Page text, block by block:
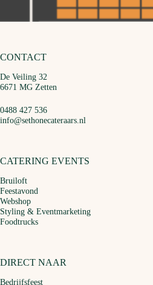
CONTACT
De Veiling 32
6671 MG Zetten
0488 427 536
info@sethonecateraars.nl
CATERING EVENTS
Bruiloft
Feestavond
Webshop
Styling & Eventmarketing
Foodtrucks
DIRECT NAAR
Bedrijfsfeest